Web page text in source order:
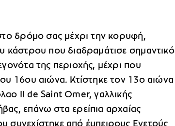
δρόμο σας μέχρι την κορυφή,
κάστρου που διαδραμάτισε σημαντικό
της περιοχής, μέχρι που
16ου αιώνα. Κτίστηκε τον 13ο αιώνα
II de Saint Omer, γαλλικής
επάνω στα ερείπια αρχαίας
από έμπειρους Ενετούς